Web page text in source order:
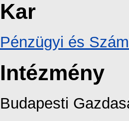
Kar
Pénzügyi és
Intézmény
Budapesti